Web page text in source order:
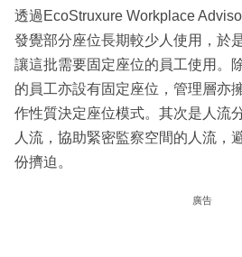
透過EcoStruxure Workplace
發覺部分座位長期較少人使用，於
讓這批需要固定座位的員工使用。
的員工亦設有固定座位，管理層亦
作性質決定座位模式。其次是人流
人流，協助緊密監察空間的人流，
份擠迫。
廣告